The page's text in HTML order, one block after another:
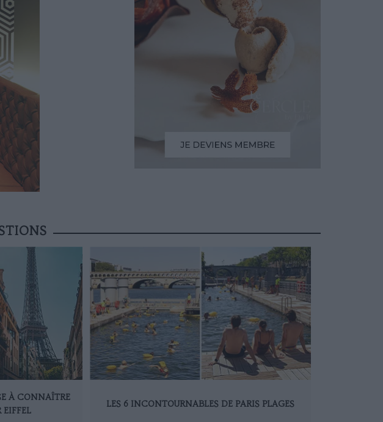
À CONNAÎTRE
EIFFEL
LES 6 INCONTOURNABLES DE PARIS PLAGES